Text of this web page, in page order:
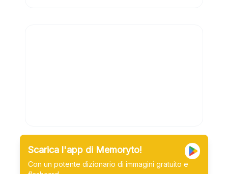
Scarica l'app di Memoryto!
Con un potente dizionario di immagini gratuito e